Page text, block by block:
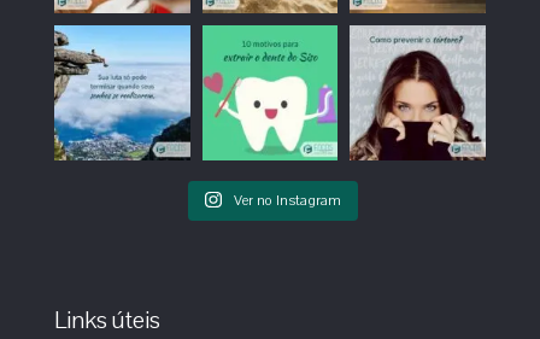
Ver no Instagram
Links úteis